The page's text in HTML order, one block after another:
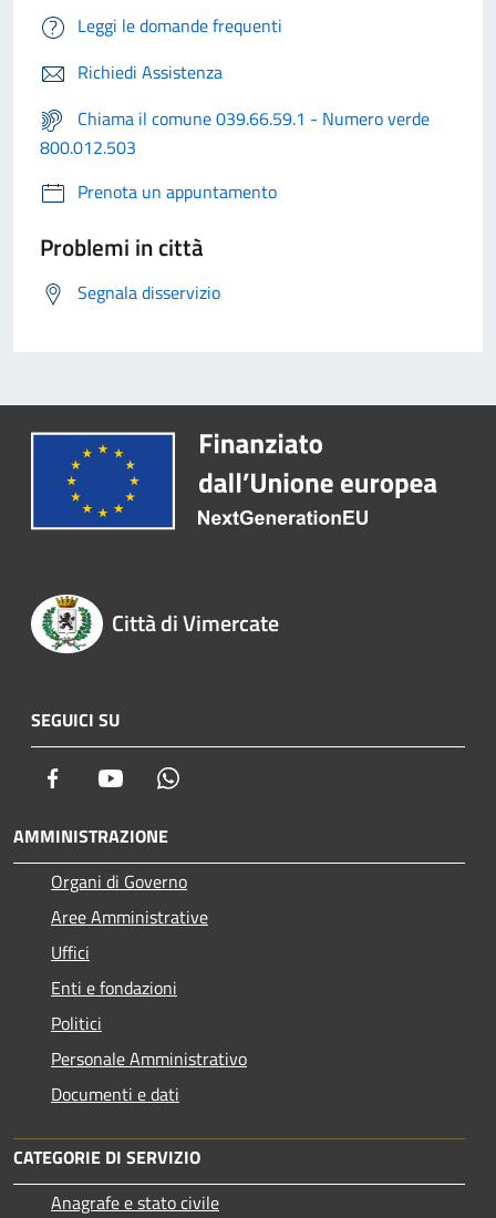
Leggi le domande frequenti
Richiedi Assistenza
Chiama il comune 039.66.59.1 - Numero verde
800.012.503
Prenota un appuntamento
Problemi in città
Segnala disservizio
Città di Vimercate
SEGUICI SU
Facebook Youtube
AMMINISTRAZIONE
Organi di Governo
Aree Amministrative
Uffici
Enti e fondazioni
Politici
Personale Amministrativo
Documenti e dati
CATEGORIE DI SERVIZIO
Anagrafe e stato civile